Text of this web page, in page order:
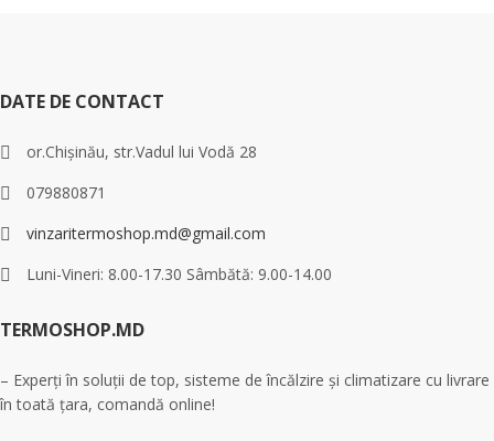
DATE DE CONTACT
or.Chișinău, str.Vadul lui Vodă 28
079880871
vinzaritermoshop.md@gmail.com
Luni-Vineri: 8.00-17.30 Sâmbătă: 9.00-14.00
TERMOSHOP.MD
– Experți în soluții de top, sisteme de încălzire și climatizare cu livrare
în toată țara, comandă online!